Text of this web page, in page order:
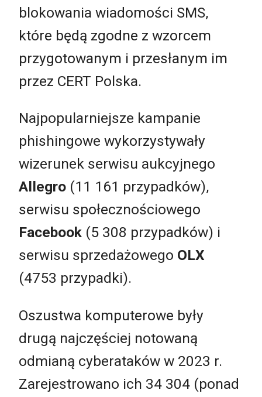
blokowania wiadomości SMS,
które będą zgodne z wzorcem
przygotowanym i przesłanym im
przez CERT Polska.
Najpopularniejsze kampanie
phishingowe wykorzystywały
wizerunek serwisu aukcyjnego
Allegro (11 161 przypadków),
serwisu społecznościowego
Facebook (5 308 przypadków) i
serwisu sprzedażowego OLX
(4753 przypadki).
Oszustwa komputerowe były
drugą najczęściej notowaną
odmianą cyberataków w 2023 r.
Zarejestrowano ich 34 304 (ponad